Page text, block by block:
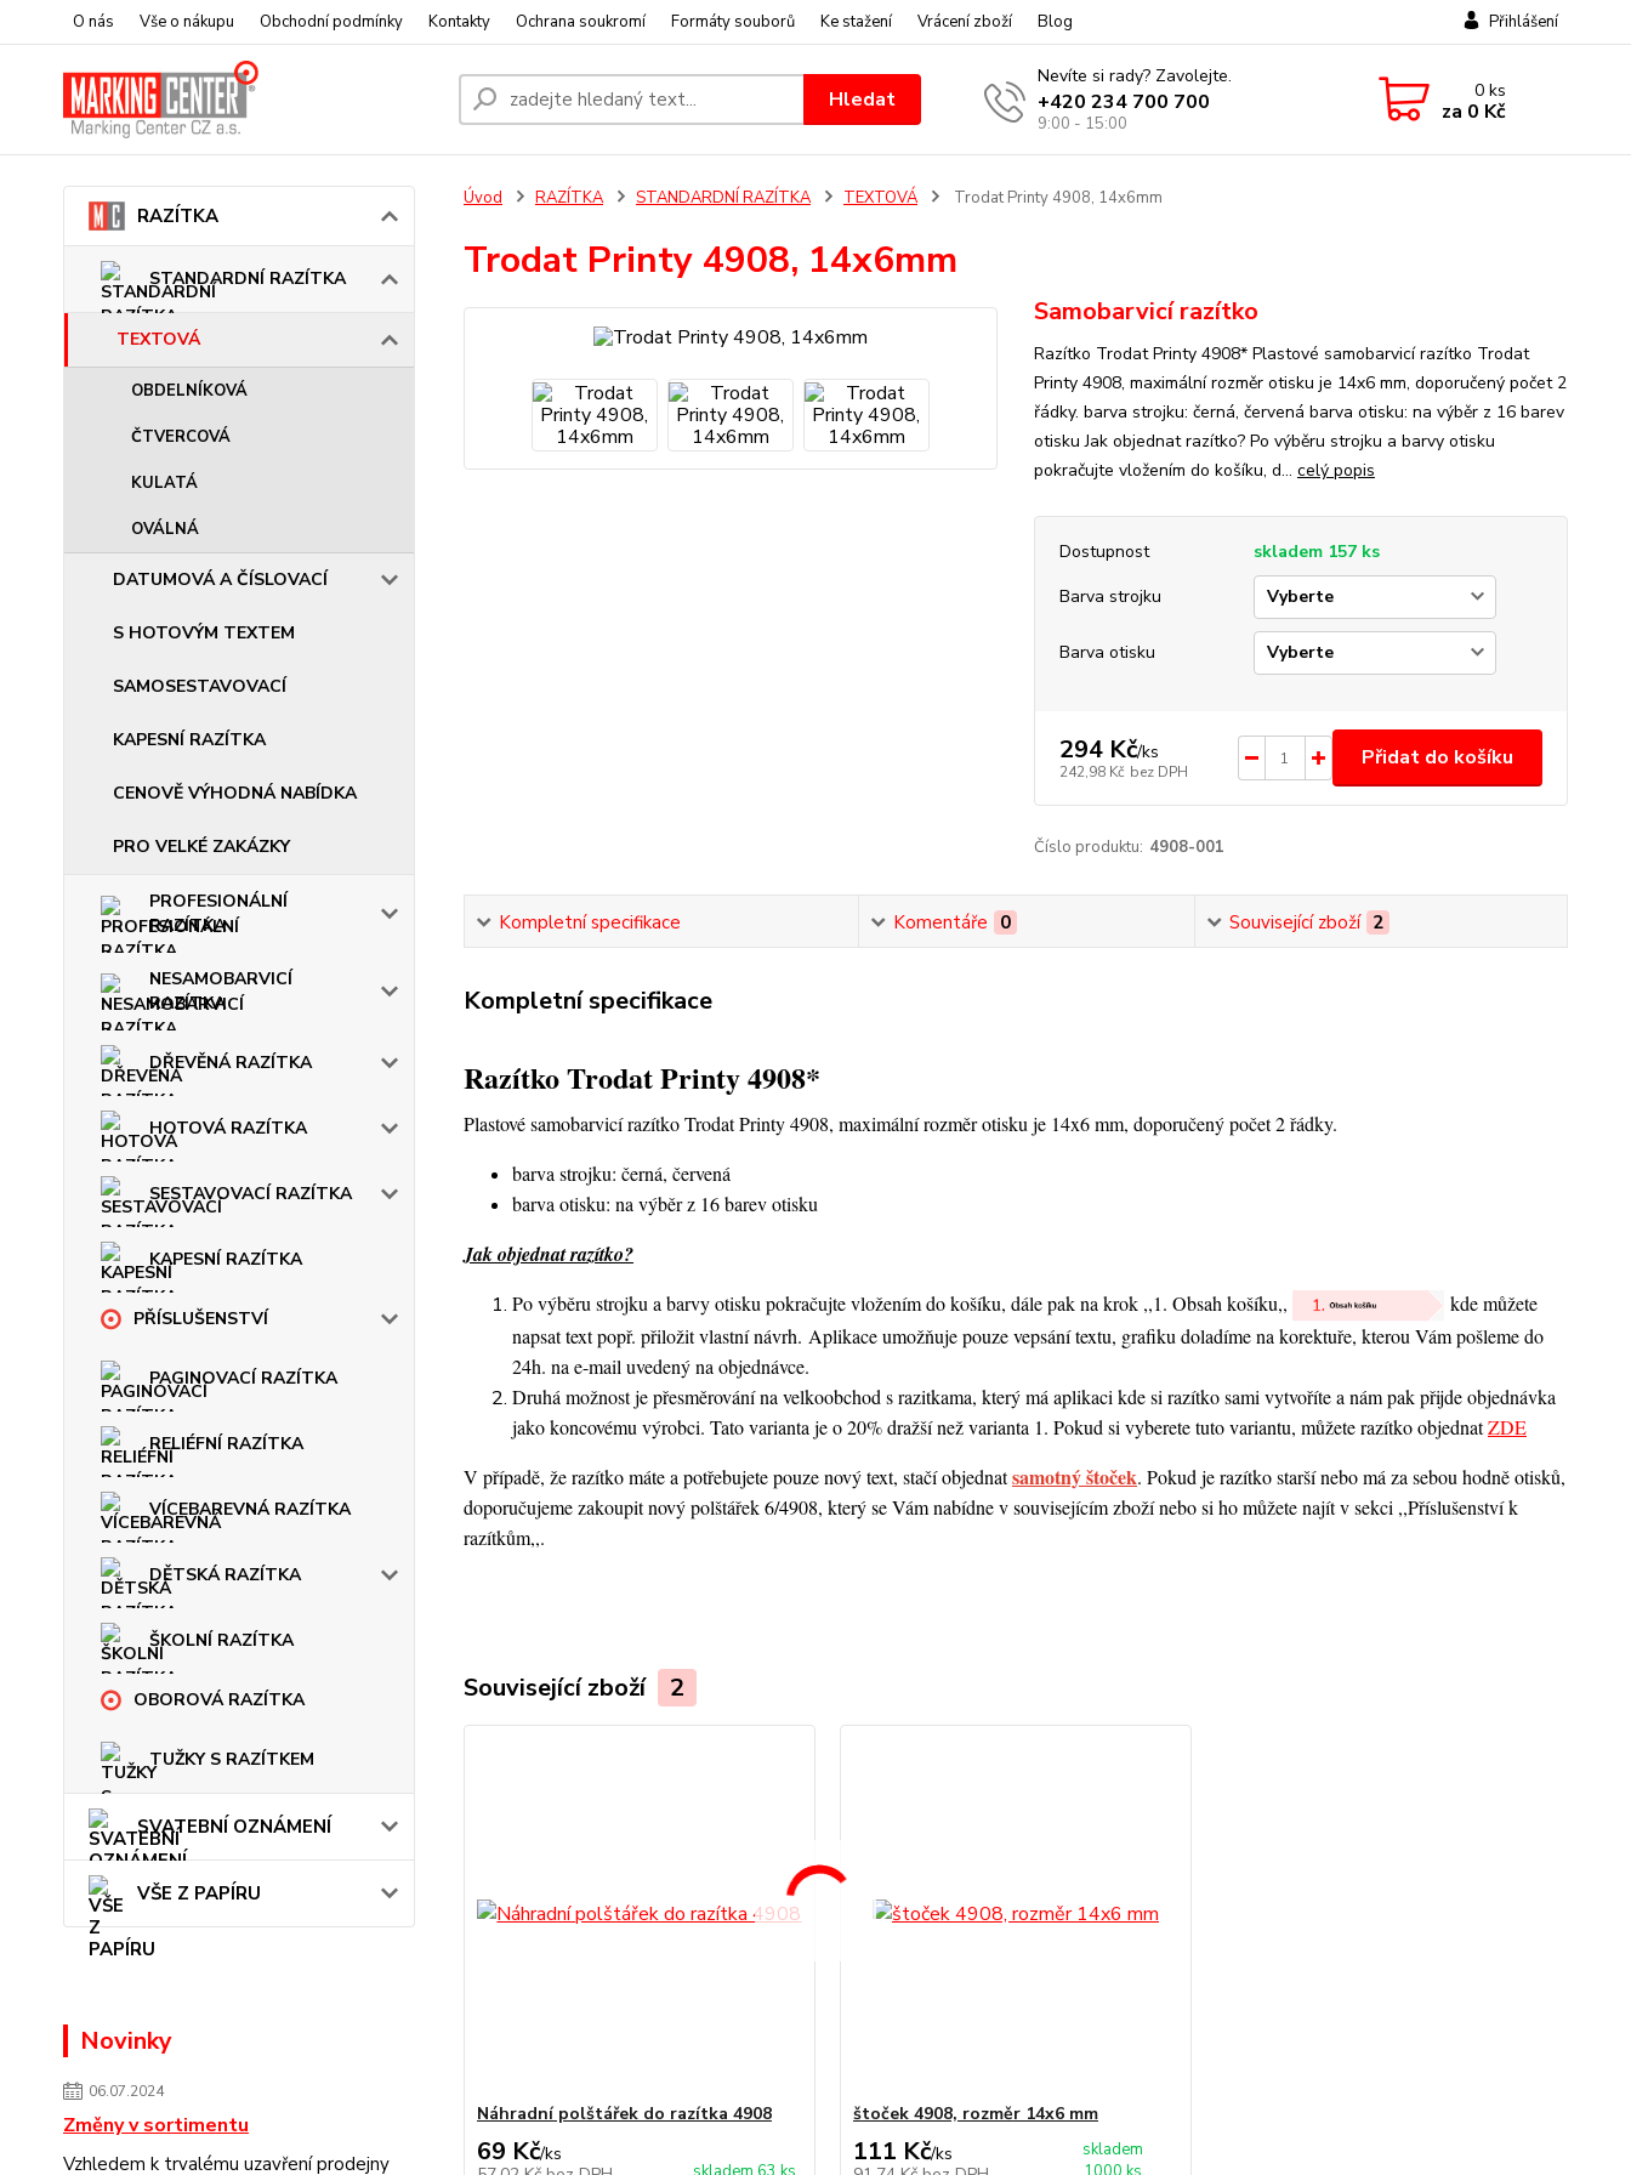
O nás Vše o nákupu Obchodní podmínky Kontakty Ochrana soukromí Formáty souborů Ke stažení Vrácení zboží Blog Přihlášení
Hledat
Nevíte si rady? Zavolejte.
+420 234 700 700
9:00 - 15:00
0ks
za 0 Kč
RAZÍTKA
STANDARDNÍ RAZÍTKA
TEXTOVÁ
OBDELNÍKOVÁ
ČTVERCOVÁ
KULATÁ
OVÁLNÁ
DATUMOVÁ A ČÍSLOVACÍ
S HOTOVÝM TEXTEM
SAMOSESTAVOVACÍ
KAPESNÍ RAZÍTKA
CENOVĚ VÝHODNÁ NABÍDKA
PRO VELKÉ ZAKÁZKY
PROFESIONÁLNÍ
RAZÍTKA
NESAMOBARVICÍ
RAZÍTKA
DŘEVĚNÁ RAZÍTKA
HOTOVÁ RAZÍTKA
SESTAVOVACÍ RAZÍTKA
KAPESNÍ RAZÍTKA
PŘÍSLUŠENSTVÍ
PAGINOVACÍ RAZÍTKA
RELIÉFNÍ RAZÍTKA
VÍCEBAREVNÁ RAZÍTKA
DĚTSKÁ RAZÍTKA
ŠKOLNÍ RAZÍTKA
OBOROVÁ RAZÍTKA
TUŽKY S RAZÍTKEM
SVATEBNÍ OZNÁMENÍ
VŠE Z PAPÍRU
Novinky
06.07.2024
Změny v sortimentu
Vzhledem k trvalému uzavření prodejny
Úvod RAZÍTKA STANDARDNÍ RAZÍTKA TEXTOVÁ Trodat Printy 4908, 14x6mm
Trodat Printy 4908, 14x6mm
Samobarvicí razítko
Razítko Trodat Printy 4908* Plastové samobarvicí razítko Trodat
Printy 4908, maximální rozměr otisku je 14x6 mm, doporučený počet 2
řádky. barva strojku: černá, červená barva otisku: na výběr z 16 barev
otisku Jak objednat razítko? Po výběru strojku a barvy otisku
pokračujte vložením do košíku, d... celý popis
Dostupnost
skladem 157 ks
Barva strojku
Barva otisku
294 Kč/ks
242,98 Kč bez DPH
Přidat do košíku
Číslo produktu: 4908-001
Kompletní specifikace Komentáře 0 Související zboží 2
Kompletní specifikace
Razítko Trodat Printy 4908*
Plastové samobarvicí razítko Trodat Printy 4908, maximální rozměr otisku je 14x6 mm, doporučený počet 2 řádky.
barva strojku: černá, červená
barva otisku: na výběr z 16 barev otisku
Jak objednat razítko?
Po výběru strojku a barvy otisku pokračujte vložením do košíku, dále pak na krok ,,1. Obsah košíku,,
kde můžete
napsat text popř. přiložit vlastní návrh. Aplikace umožňuje pouze vepsání textu, grafiku doladíme na korektuře, kterou Vám pošleme do
24h. na e-mail uvedený na objednávce.
Druhá možnost je přesměrování na velkoobchod s razitkama, který má aplikaci kde si razítko sami vytvoříte a nám pak přijde objednávka
jako koncovému výrobci. Tato varianta je o 20% dražší než varianta 1. Pokud si vyberete tuto variantu, můžete razítko objednatZDE
V případě, že razítko máte a potřebujete pouze nový text, stačí objednatsamotný štoček. Pokud je razítko starší nebo má za sebou hodně otisků,
doporučujeme zakoupit nový polštářek 6/4908, který se Vám nabídne v souvisejícím zboží nebo si ho můžete najít v sekci ,,Příslušenství k
razítkům,,.
Související zboží 2
Náhradní polštářek do razítka 4908
69 Kč/ks
štoček 4908, rozměr 14x6 mm
111 Kč/ks
skladem